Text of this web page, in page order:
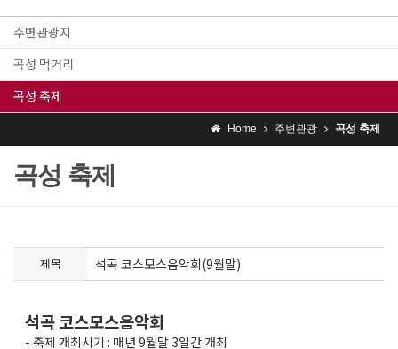
주변관광지
곡성 먹거리
곡성 축제
Home 주변관광 곡성 축제
곡성 축제
제목 석곡 코스모스음악회(9월말)
석곡 코스모스음악회
- 축제 개최시기 : 매년 9월말 3일간 개최